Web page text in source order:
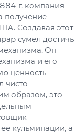
г. компания
получение
Создавая этот
сумел достичь
Он
и его
ценность
чисто
образом, это
кульминации, а